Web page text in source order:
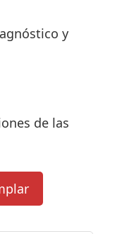
y
de las